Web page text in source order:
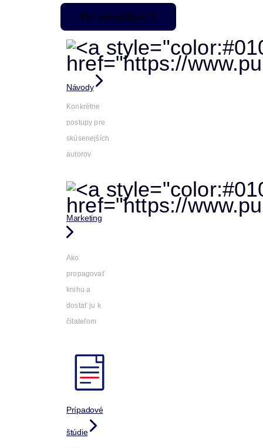
Pre pokročilých
Návody
Konkrétne
postupy pre
skúsenejších
autorov
Marketing
Ako
propagovať
knihu a
dostať ju k
čitateľom
Prípadové
štúdie